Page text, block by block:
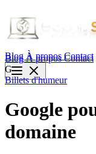
Blog À propos Contact
BlogÀ proposContact
G
Billets d'humeur
Google
domaine